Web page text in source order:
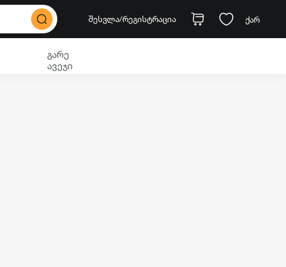
შესვლა/რეგისტრაცია ქარ
გარე
ავეჯი